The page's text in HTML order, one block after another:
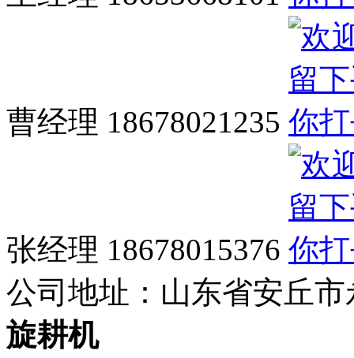
曹经理 18678021235
张经理 18678015376
公司地址： 山东省安丘
旋耕机